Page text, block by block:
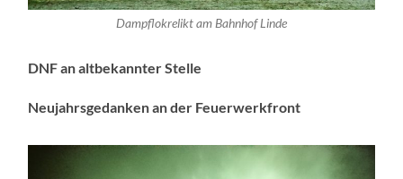
Dampflokrelikt am Bahnhof Linde
DNF an altbekannter Stelle
Neujahrsgedanken an der Feuerwerkfront